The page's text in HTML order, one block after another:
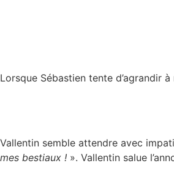
Lorsque Sébastien tente d’agrandir
Vallentin semble attendre avec
mes bestiaux ! ». Vallentin salue